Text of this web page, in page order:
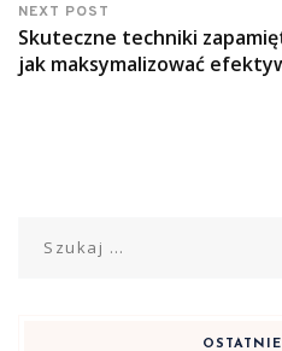
NEXT POST
Skuteczne techniki
jak maksymalizować